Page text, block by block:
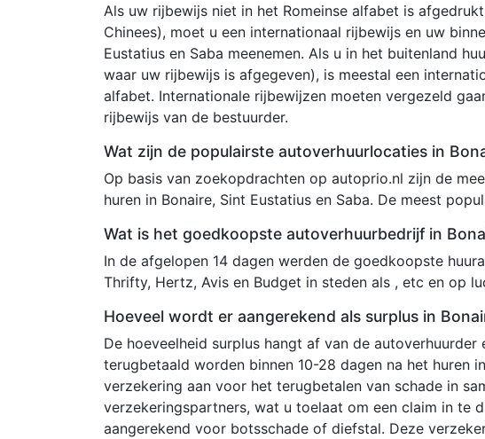
Als uw rijbewijs niet in het Romeinse alfabet is
Chinees), moet u een internationaal rijbewijs en uw
Eustatius en Saba meenemen. Als u in het buitenland
waar uw rijbewijs is afgegeven), is meestal een
alfabet. Internationale rijbewijzen moeten vergezeld
rijbewijs van de bestuurder.
Wat zijn de populairste autoverhuurlocaties in
Op basis van zoekopdrachten op autoprio.nl zijn de
huren in Bonaire, Sint Eustatius en Saba. De meest
Wat is het goedkoopste autoverhuurbedrijf in
In de afgelopen 14 dagen werden de goedkoopste
Thrifty, Hertz, Avis en Budget in steden als , etc en op
Hoeveel wordt er aangerekend als surplus in
De hoeveelheid surplus hangt af van de autoverhuurder
terugbetaald worden binnen 10-28 dagen na het huren
verzekering aan voor het terugbetalen van schade in
verzekeringspartners, wat u toelaat om een claim in te
aangerekend voor botsschade of diefstal. Deze